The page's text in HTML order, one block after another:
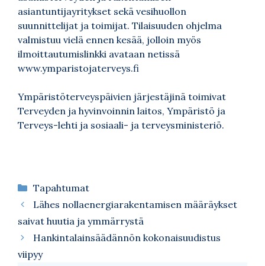
asiantuntijayritykset sekä vesihuollon
suunnittelijat ja toimijat. Tilaisuuden ohjelma
valmistuu vielä ennen kesää, jolloin myös
ilmoittautumislinkki avataan netissä
www.ymparistojaterveys.fi
Ympäristöterveyspäivien järjestäjinä toimivat
Terveyden ja hyvinvoinnin laitos, Ympäristö ja
Terveys-lehti ja sosiaali- ja terveysministeriö.
Kategoriat
Tapahtumat
Lähes nollaenergiarakentamisen määräykset
saivat huutia ja ymmärrystä
Hankintalainsäädännön kokonaisuudistus
viipyy